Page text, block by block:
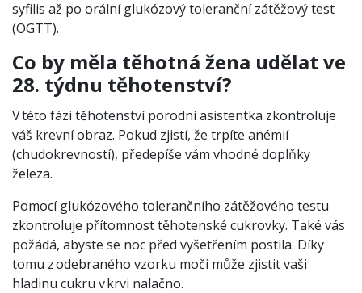
syfilis až po orální glukózový toleranční zátěžový test
(OGTT).
Co by měla těhotná žena udělat ve
28. týdnu těhotenství?
V této fázi těhotenství porodní asistentka zkontroluje
váš krevní obraz. Pokud zjistí, že trpíte anémií
(chudokrevností), předepíše vám vhodné doplňky
železa.
Pomocí glukózového tolerančního zátěžového testu
zkontroluje přítomnost těhotenské cukrovky. Také vás
požádá, abyste se noc před vyšetřením postila. Díky
tomu z odebraného vzorku moči může zjistit vaši
hladinu cukru v krvi nalačno.